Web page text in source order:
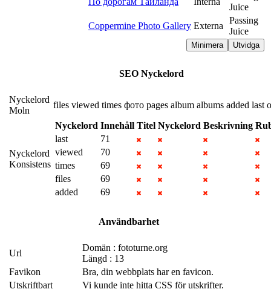
Juice
Coppermine Photo Gallery Externa
Passing
Juice
Utvidga
Minimera
SEO Nyckelord
Nyckelord
Moln
files viewed times фото pages album albums added last
Nyckelord
Konsistens
Nyckelord Innehåll Titel Nyckelord Beskrivning
last
71
viewed
70
times
69
files
69
added
69
Användbarhet
Url
Domän : fototurne.org
Längd : 13
Favikon
Bra, din webbplats har en favicon.
Utskriftbart
Vi kunde inte hitta CSS för utskrifter.